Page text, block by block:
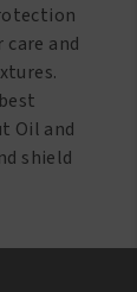
and
Oil and
shield